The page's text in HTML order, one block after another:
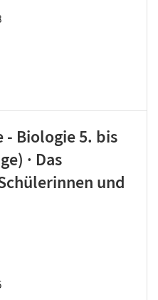
- Biologie 5. bis
· Das
und